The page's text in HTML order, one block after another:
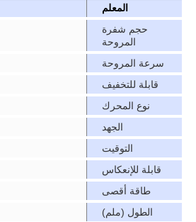
المعلم
حجم شفرة
المروحة
سرعة المروحة
قابلة للتخفيف
نوع المحرك
الجهد
التوقيت
قابلة للإنعكاس
طاقة أقصى
الطول (ملم)